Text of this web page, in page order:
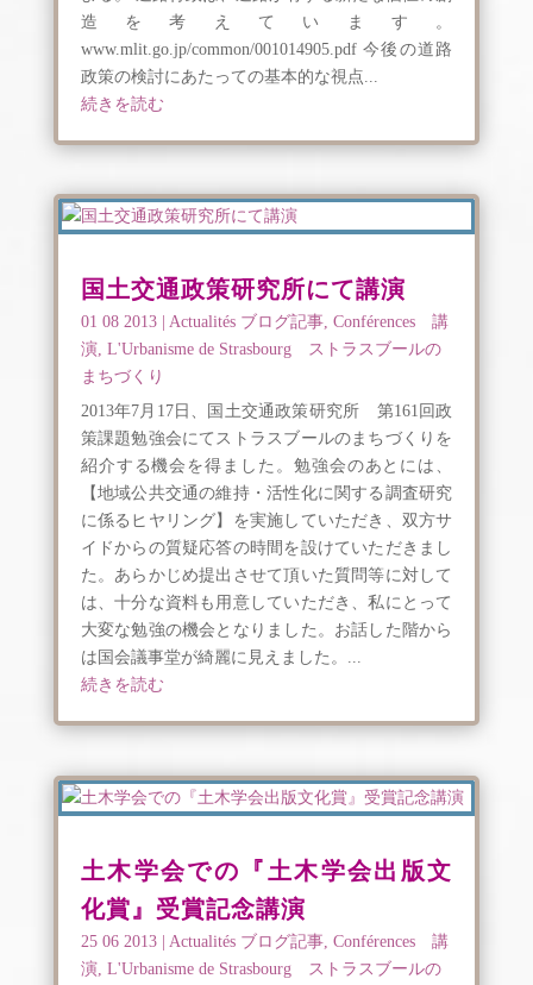
造を考えています。
www.mlit.go.jp/common/001014905.pdf 今後の道路
政策の検討にあたっての基本的な視点...
続きを読む
国土交通政策研究所にて講演
01 08 2013| Actualités ブログ記事, Conférences 講
演, L'Urbanisme de Strasbourg ストラスブールの
まちづくり
2013年7月17日、国土交通政策研究所 第161回政
策課題勉強会にてストラスブールのまちづくりを
紹介する機会を得ました。勉強会のあとには、
【地域公共交通の維持・活性化に関する調査研究
に係るヒヤリング】を実施していただき、双方サ
イドからの質疑応答の時間を設けていただきまし
た。あらかじめ提出させて頂いた質問等に対して
は、十分な資料も用意していただき、私にとって
大変な勉強の機会となりました。お話した階から
は国会議事堂が綺麗に見えました。...
続きを読む
土木学会での『土木学会出版文
化賞』受賞記念講演
25 06 2013| Actualités ブログ記事, Conférences 講
演, L'Urbanisme de Strasbourg ストラスブールの